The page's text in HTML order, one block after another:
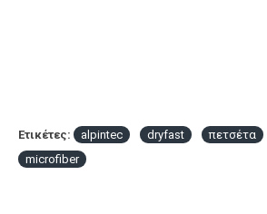
Ετικέτες: alpintec dryfast πετσέτα
microfiber